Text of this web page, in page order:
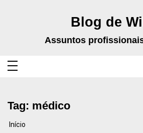
Blog de
Assuntos
Tag: médico
Início